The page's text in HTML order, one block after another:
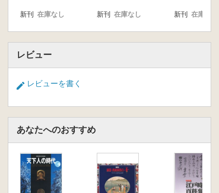
新刊 在庫なし 新刊 在庫なし 新刊 在庫なし
レビュー
レビューを書く
あなたへのおすすめ